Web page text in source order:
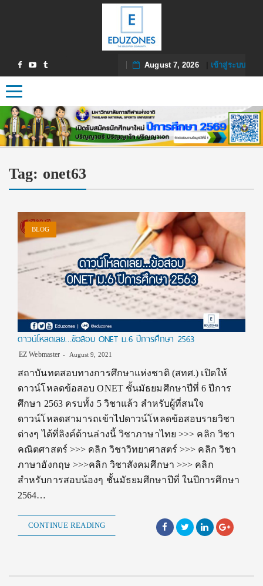
August 7, 2026| เข้าสู่ระบบ
Toggle navigation
Tag: onet63
BLOG
ดาวน์โหลดเลย…ข้อสอบ ONET ม.6 ปีการศึกษา 2563
EZ Webmaster August 9, 2021
สถาบันทดสอบทางการศึกษาแห่งชาติ (สทศ.) เปิดให้
ดาวน์โหลดข้อสอบ ONET ชั้นมัธยมศึกษาปีที่ 6 ปีการ
ศึกษา 2563 ครบทั้ง 5 วิชาแล้ว สำหรับผู้ที่สนใจ
ดาวน์โหลดสามารถเข้าไปดาวน์โหลดข้อสอบรายวิชา
ต่างๆ ได้ที่ลิงค์ด้านล่างนี้ วิชาภาษาไทย >>> คลิก วิชา
คณิตศาสตร์ >>> คลิก วิชาวิทยาศาสตร์ >>> คลิก วิชา
ภาษาอังกฤษ >>>คลิก วิชาสังคมศึกษา >>> คลิก
สำหรับการสอบน้องๆ ชั้นมัธยมศึกษาปีที่ ในปีการศึกษา
2564…
CONTINUE READING